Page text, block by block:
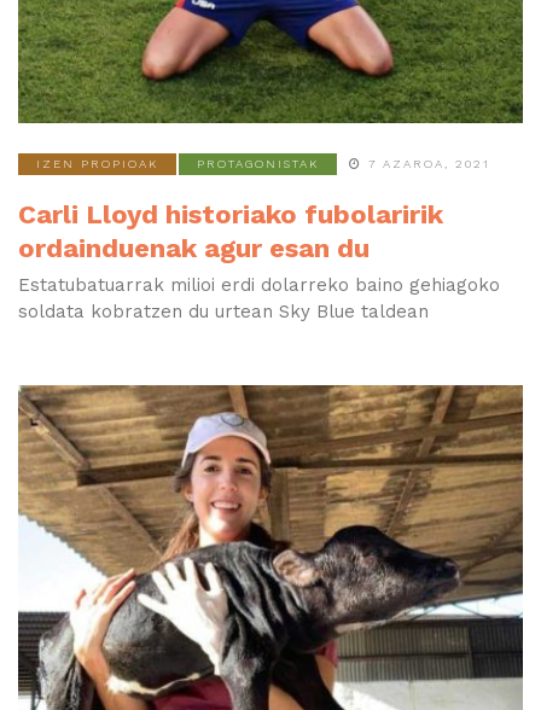
IZEN PROPIOAK PROTAGONISTAK 7 AZAROA, 2021
Carli Lloyd historiako fubolaririk
ordainduenak agur esan du
Estatubatuarrak milioi erdi dolarreko baino gehiagoko
soldata kobratzen du urtean Sky Blue taldean